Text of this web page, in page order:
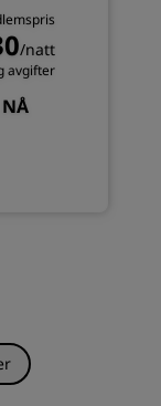
/natt
avgifter
NÅ